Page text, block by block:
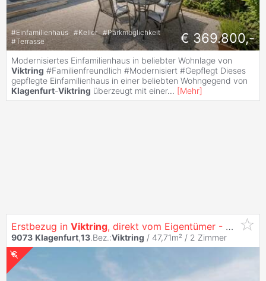
#Einfamilienhaus #Keller #Parkmöglichkeit
#Terrasse € 369.800,-
Modernisiertes Einfamilienhaus in beliebter Wohnlage von
Viktring #Familienfreundlich #Modernisiert #Gepflegt Dieses
gepflegte Einfamilienhaus in einer beliebten Wohngegend von
Klagenfurt-Viktring überzeugt mit einer... [Mehr]
Erstbezug in Viktring, direkt vom Eigentümer - Pärchenhit - sonnige 2 Zimmer Wohnung mit Küche
9073 Klagenfurt,13.Bez.:Viktring / 47,71m² / 2 Zimmer